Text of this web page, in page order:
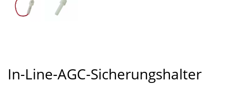
In-Line-AGC-Sicherungshalter